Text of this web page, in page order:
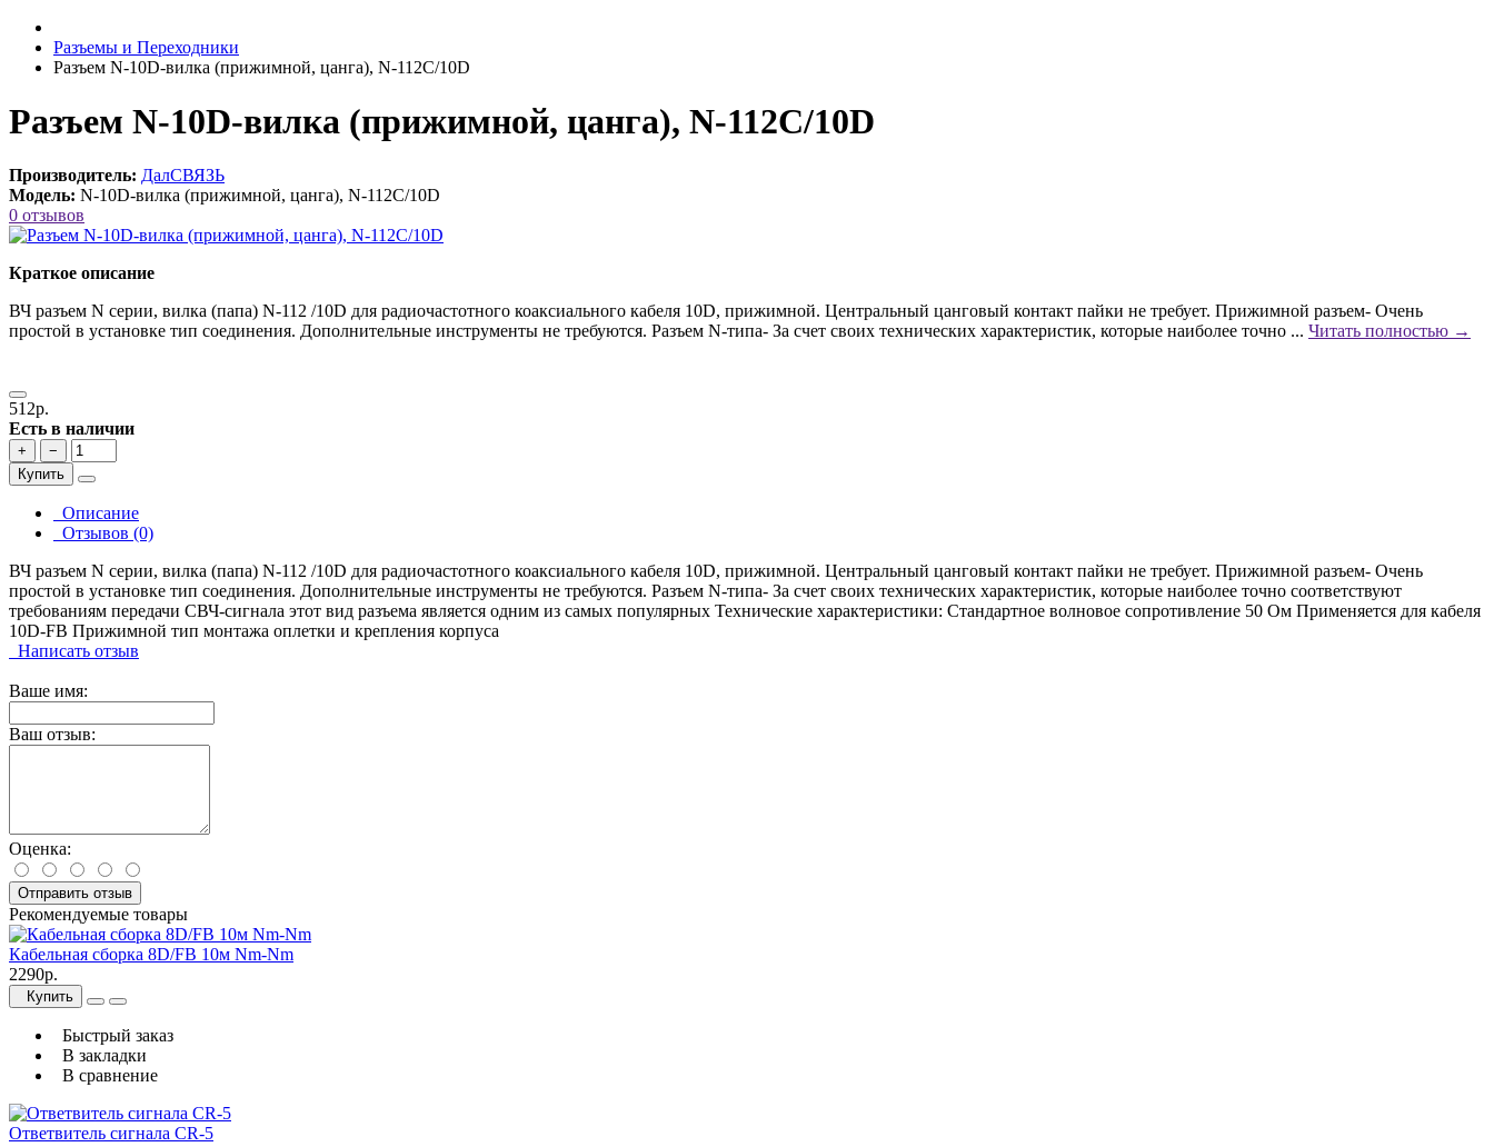
Разъемы и Переходники
Разъем N-10D-вилка (прижимной, цанга), N-112C/10D
Разъем N-10D-вилка (прижимной, цанга), N-112C/10D
Производитель: ДалСВЯЗЬ
Модель: N-10D-вилка (прижимной, цанга), N-112C/10D
0 отзывов
Краткое описание
ВЧ разъем N серии, вилка (папа) N-112 /10D для радиочастотного коаксиального кабеля 10D, прижимной. Центральный цанговый контакт пайки не требует. Прижимной разъем- Очень
простой в установке тип соединения. Дополнительные инструменты не требуются. Разъем N-типа- За счет своих технических характеристик, которые наиболее точно ... Читать полностью →
512р.
Есть в наличии
+
−
Купить
Описание
Отзывов (0)
ВЧ разъем N серии, вилка (папа) N-112 /10D для радиочастотного коаксиального кабеля 10D, прижимной. Центральный цанговый контакт пайки не требует. Прижимной разъем- Очень
простой в установке тип соединения. Дополнительные инструменты не требуются. Разъем N-типа- За счет своих технических характеристик, которые наиболее точно соответствуют
требованиям передачи СВЧ-сигнала этот вид разъема является одним из самых популярных Технические характеристики: Стандартное волновое сопротивление 50 Ом Применяется для кабеля
10D-FB Прижимной тип монтажа оплетки и крепления корпуса
Написать отзыв
Ваше имя:
Ваш отзыв:
Оценка:
Отправить отзыв
Рекомендуемые товары
Кабельная сборка 8D/FB 10м Nm-Nm
2290р.
Купить
Быстрый заказ
В закладки
В сравнение
Ответвитель сигнала CR-5